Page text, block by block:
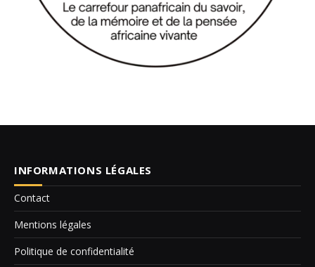
INFORMATIONS LÉGALES
Contact
Mentions légales
Politique de confidentialité